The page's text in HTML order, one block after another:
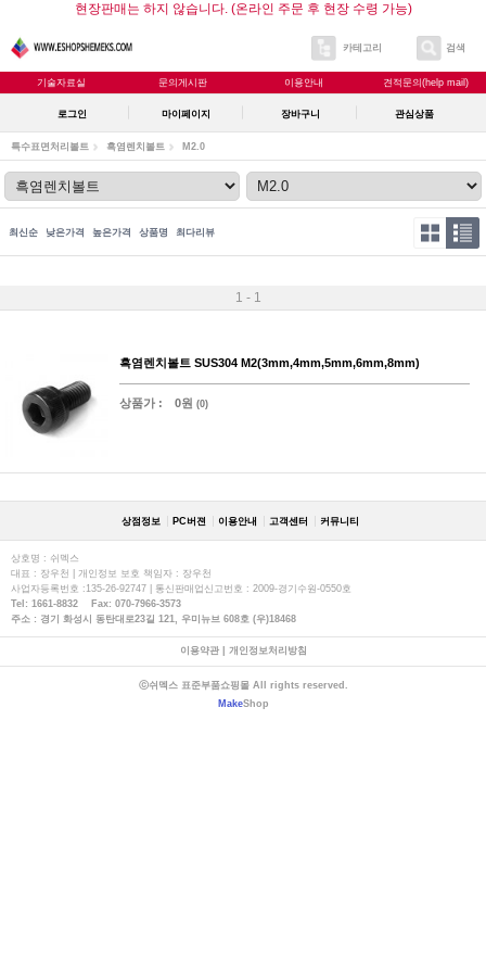
현장판매는 하지 않습니다. (온라인 주문 후 현장 수령 가능)
카테고리 검색
기술자료실 문의게시판 이용안내 견적문의(help mail)
로그인 마이페이지 장바구니 관심상품
특수표면처리볼트 흑염렌치볼트 M2.0
최신순 낮은가격 높은가격 상품명 최다리뷰
1 - 1
흑염렌치볼트 SUS304 M2(3mm,4mm,5mm,6mm,8mm)
상품가 : 0원 (0)
상점정보 PC버젼 이용안내 고객센터 커뮤니티
상호명 : 쉬멕스
대표 : 장우천 | 개인정보 보호 책임자 : 장우천
사업자등록번호 :135-26-92747 | 통신판매업신고번호 : 2009-경기수원-0550호
Tel: 1661-8832 Fax: 070-7966-3573
주소 : 경기 화성시 동탄대로23길 121, 우미뉴브 608호 (우)18468
이용약관| 개인정보처리방침
ⓒ쉬멕스 표준부품쇼핑몰 All rights reserved.
MakeShop